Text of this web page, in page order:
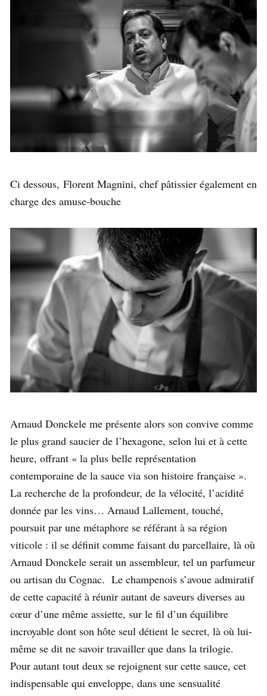
Ci dessous, Florent Magnini, chef pâtissier également en
charge des amuse-bouche
Arnaud Donckele me présente alors son convive comme
le plus grand saucier de l’hexagone, selon lui et à cette
heure, offrant « la plus belle représentation
contemporaine de la sauce via son histoire française ».
La recherche de la profondeur, de la vélocité, l’acidité
donnée par les vins… Arnaud Lallement, touché,
poursuit par une métaphore se référant à sa région
viticole : il se définit comme faisant du parcellaire, là où
Arnaud Donckele serait un assembleur, tel un parfumeur
ou artisan du Cognac. Le champenois s’avoue admiratif
de cette capacité à réunir autant de saveurs diverses au
cœur d’une même assiette, sur le fil d’un équilibre
incroyable dont son hôte seul détient le secret, là où lui-
même se dit ne savoir travailler que dans la trilogie.
Pour autant tout deux se rejoignent sur cette sauce, cet
indispensable qui enveloppe, dans une sensualité